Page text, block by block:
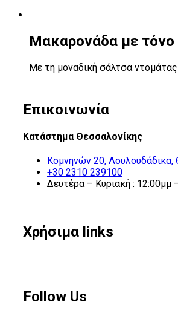
Μακαρονάδα με τόνο
Με τη μοναδική σάλτσα
Επικοινωνία
Κατάστημα Θεσσαλονίκης
Κομνηνών 20, Λουλουδάδικα,
+30 2310 239100
Δευτέρα – Κυριακή : 12:00μμ
Χρήσιμα links
Follow Us